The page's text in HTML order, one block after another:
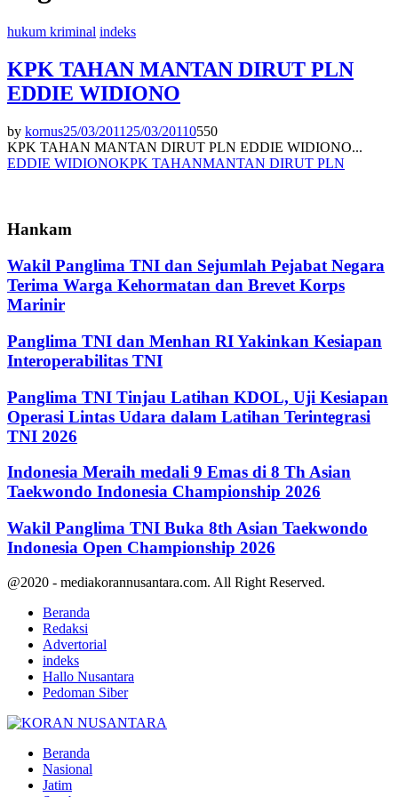
hukum kriminal indeks
KPK TAHAN MANTAN DIRUT PLN
EDDIE WIDIONO
by kornus25/03/2011 25/03/20110550
KPK TAHAN MANTAN DIRUT PLN EDDIE WIDIONO...
EDDIE WIDIONOKPK TAHANMANTAN DIRUT PLN
Hankam
Wakil Panglima TNI dan Sejumlah Pejabat Negara
Terima Warga Kehormatan dan Brevet Korps
Marinir
Panglima TNI dan Menhan RI Yakinkan Kesiapan
Interoperabilitas TNI
Panglima TNI Tinjau Latihan KDOL, Uji Kesiapan
Operasi Lintas Udara dalam Latihan Terintegrasi
TNI 2026
Indonesia Meraih medali 9 Emas di 8 Th Asian
Taekwondo Indonesia Championship 2026
Wakil Panglima TNI Buka 8th Asian Taekwondo
Indonesia Open Championship 2026
@2020 - mediakorannusantara.com. All Right Reserved.
Beranda
Redaksi
Advertorial
indeks
Hallo Nusantara
Pedoman Siber
Beranda
Nasional
Jatim